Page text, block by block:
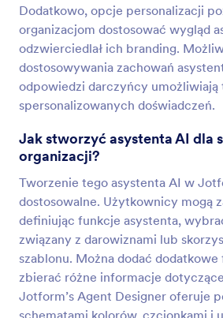
Dodatkowo, opcje personalizacji
organizacjom dostosować wygląd
odzwierciedlał ich branding.
dostosowywania zachowań
odpowiedzi darczyńcy umożliwiają
spersonalizowanych doświadczeń.
Jak stworzyć asystenta AI dla
organizacji?
Tworzenie tego asystenta AI w
dostosowalne. Użytkownicy mogą
definiując funkcje asystenta,
związany z darowiznami lub
szablonu. Można dodać
zbierać różne informacje
Jotform’s Agent Designer oferuje
schematami kolorów, czcionkami i